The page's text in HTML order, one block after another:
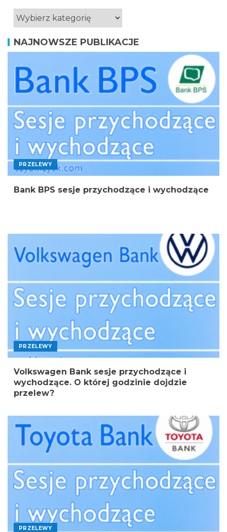
NAJNOWSZE PUBLIKACJE
PRZELEWY
Bank BPS sesje przychodzące i wychodzące
PRZELEWY
Volkswagen Bank sesje przychodzące i
wychodzące. O której godzinie dojdzie
przelew?
PRZELEWY